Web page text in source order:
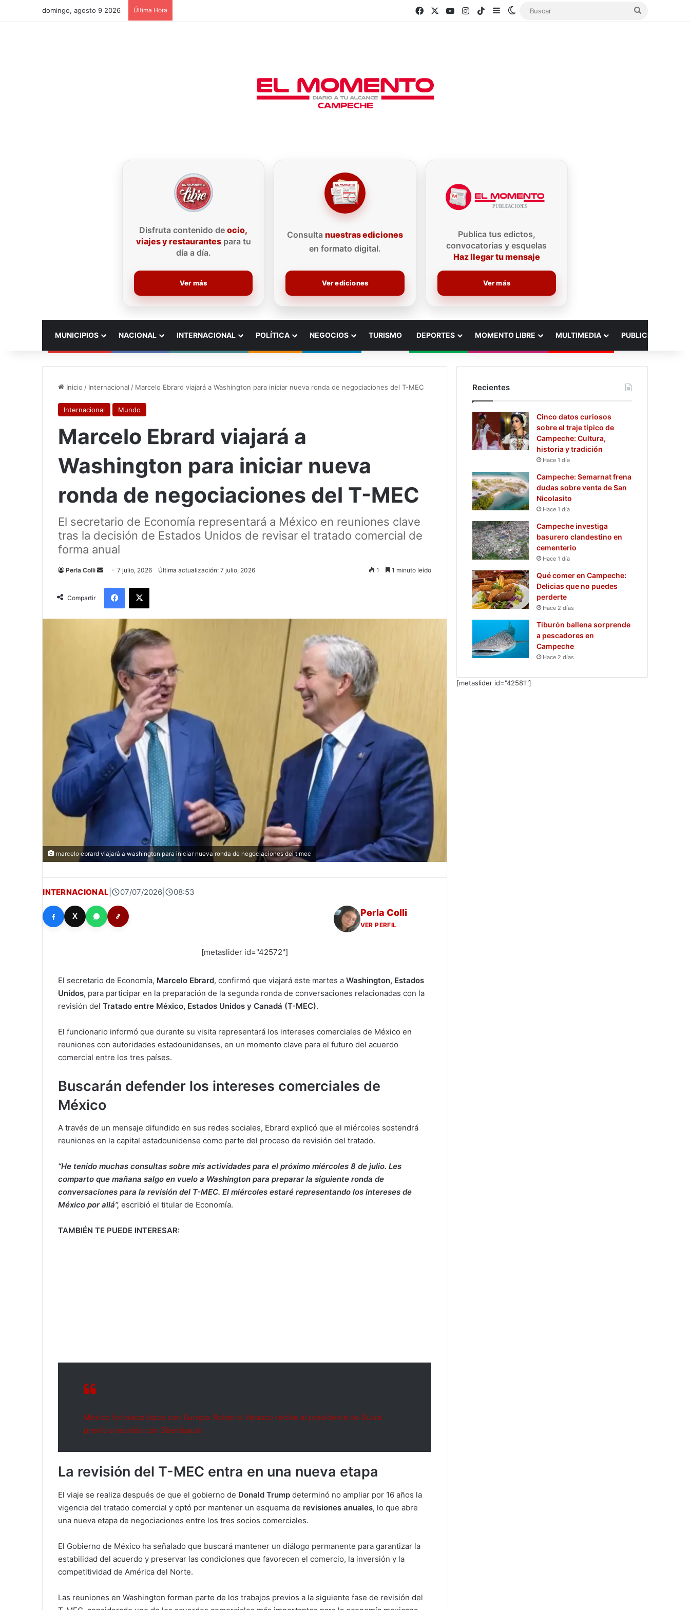
domingo, agosto 9 2026 Última Hora FacebookYouTubeInstagram
TikTokSidebarSwitch skin Buscar
Disfruta contenido deocio,
viajes y restaurantespara tu
día a día.
Ver más
Consulta nuestras ediciones
en formato digital.
Ver ediciones
Publica tus edictos,
convocatorias y esquelas
Haz llegar tu mensaje
Ver más
MUNICIPIOS NACIONAL INTERNACIONAL POLÍTICA NEGOCIOS TURISMO DEPORTES MOMENTO LIBRE MULTIMEDIA PUBLICIDAD
Inicio / Internacional / Marcelo Ebrard viajará a Washington para iniciar nueva ronda de negociaciones del T-MEC
Internacional Mundo
Marcelo Ebrard viajará a
Washington para iniciar nueva
ronda de negociaciones del T-MEC
El secretario de Economía representará a México en reuniones clave
tras la decisión de Estados Unidos de revisar el tratado comercial de
forma anual
Perla Colli
Send
email
7 julio, 2026 Última actualización: 7 julio, 2026 1 1 minuto leído
Compartir
Facebook
X
marcelo ebrard viajará a washington para iniciar nueva ronda de negociaciones del t mec
INTERNACIONAL 07/07/2026 08:53
X Perla Colli
VER PERFIL
[metaslider id="42572"]
El secretario de Economía, Marcelo Ebrard, confirmó que viajará este martes aWashington, Estados
Unidos, para participar en la preparación de la segunda ronda de conversaciones relacionadas con la
revisión delTratado entre México, Estados Unidos y Canadá (T-MEC).
El funcionario informó que durante su visita representará los intereses comerciales de México en
reuniones con autoridades estadounidenses, en un momento clave para el futuro del acuerdo
comercial entre los tres países.
Buscarán defender los intereses comerciales de
México
A través de un mensaje difundido en sus redes sociales, Ebrard explicó que el miércoles sostendrá
reuniones en la capital estadounidense como parte del proceso de revisión del tratado.
“He tenido muchas consultas sobre mis actividades para el próximo miércoles 8 de julio. Les
comparto que mañana salgo en vuelo a Washington para preparar la siguiente ronda de
conversaciones para la revisión del T-MEC. El miércoles estaré representando los intereses de
México por allá”, escribió el titular de Economía.
TAMBIÉN TE PUEDE INTERESAR:
México fortalece lazos con Europa: Roberto Velasco recibe al presidente de Suiza
previo a reunión con Sheinbaum
La revisión del T-MEC entra en una nueva etapa
El viaje se realiza después de que el gobierno de Donald Trump determinó no ampliar por 16 años la
vigencia del tratado comercial y optó por mantener un esquema de revisiones anuales, lo que abre
una nueva etapa de negociaciones entre los tres socios comerciales.
El Gobierno de México ha señalado que buscará mantener un diálogo permanente para garantizar la
estabilidad del acuerdo y preservar las condiciones que favorecen el comercio, la inversión y la
competitividad de América del Norte.
Las reuniones en Washington forman parte de los trabajos previos a la siguiente fase de revisión del
Recientes
Cinco datos curiosos
sobre el traje típico de
Campeche: Cultura,
historia y tradición
Hace 1 día
Campeche: Semarnat frena
dudas sobre venta de San
Nicolasito
Hace 1 día
Campeche investiga
basurero clandestino en
cementerio
Hace 1 día
Qué comer en Campeche:
Delicias que no puedes
perderte
Hace 2 días
Tiburón ballena sorprende
a pescadores en
Campeche
Hace 2 días
[metaslider id="42581"]